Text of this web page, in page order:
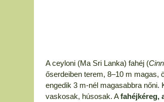
A ceyloni (Ma Sri Lanka) fahéj (
őserdeiben terem, 8–10 m magas,
engedik 3 m-nél magasabbra
vaskosak, húsosak. Afahéjkéreg,